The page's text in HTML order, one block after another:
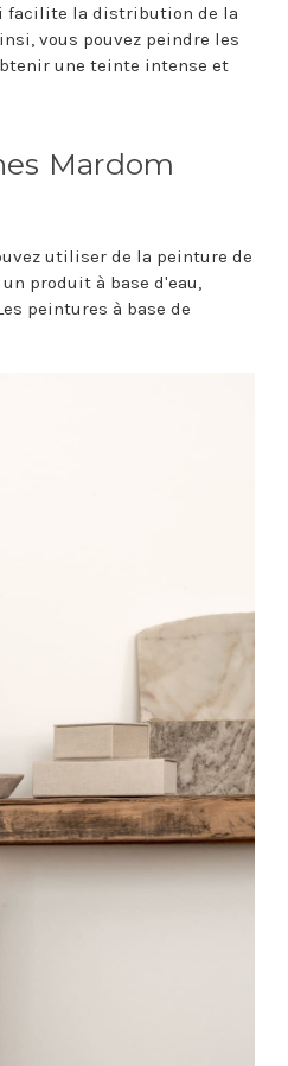
facilite la distribution de la
vous pouvez peindre les
une teinte intense et
Mardom
utiliser de la peinture de
produit à base d'eau,
peintures à base de